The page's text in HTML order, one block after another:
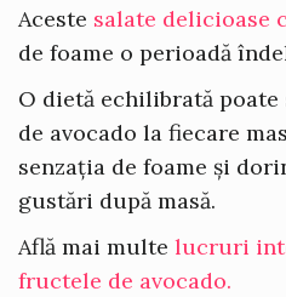
Aceste salate delicioase
de foame o perioadă
O dietă echilibrată
de avocado la fiecare
senzația de foame și
gustări după masă.
Află mai multe lucruri
fructele de avocado.